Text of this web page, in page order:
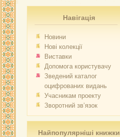
Навігація
Новини
Нові колекції
Виставки
Допомога користувачу
Зведений каталог
оцифрованих видань
Учасникам проекту
Зворотний зв’язок
Найпопулярніші книжки